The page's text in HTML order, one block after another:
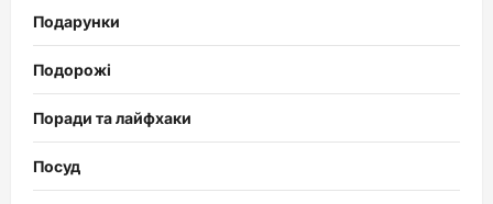
Подарунки
Подорожі
Поради та лайфхаки
Посуд